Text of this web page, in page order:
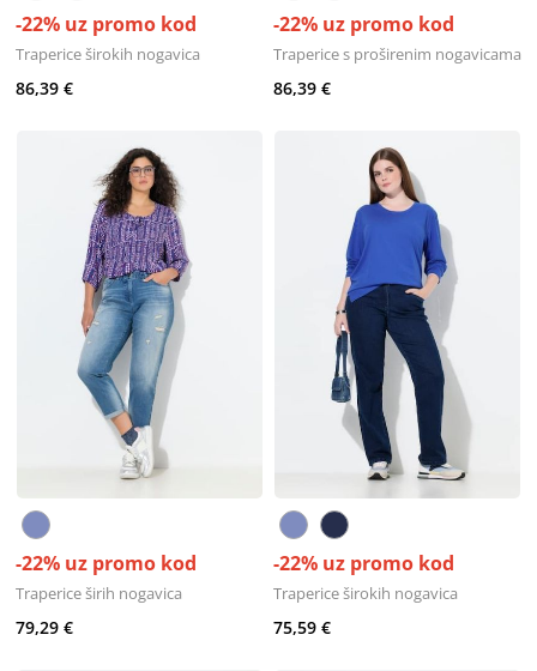
-22% uz promo kod
Traperice širokih nogavica
86,39 €
-22% uz promo kod
Traperice s proširenim nogavicama
86,39 €
-22% uz promo kod
Traperice širih nogavica
79,29 €
-22% uz promo kod
Traperice širokih nogavica
75,59 €